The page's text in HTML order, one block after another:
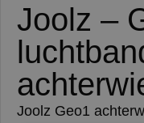
Joolz –
Joolz Geo1